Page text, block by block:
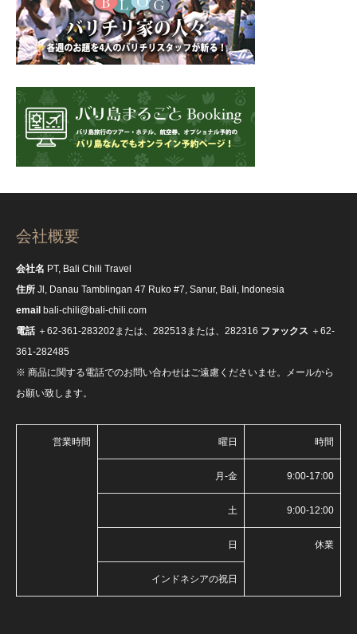
会社概要
会社名 PT, Bali Chili Travel
住所 Jl, Danau Tamblingan 47 Ruko #7, Sanur, Bali, Indonesia
email bali-chili@bali-chili.com
電話＋62-361-283202または、282513または、282316 ファックス ＋62-
361-282485
※ 商品に関する電話でのお問い合わせはご遠慮くださいませ。メールから
お願い致します。
営業時間 曜日 時間
月-金 9:00-17:00
土 9:00-12:00
日 休業
インドネシアの祝日